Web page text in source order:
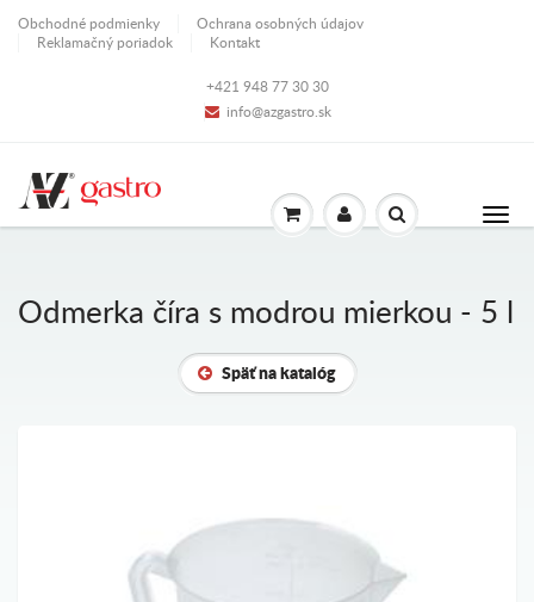
Obchodné podmienky
Ochrana osobných údajov
Reklamačný poriadok
Kontakt
+421 948 77 30 30
info@azgastro.sk
Odmerka číra s modrou mierkou - 5 l
Späť na katalóg